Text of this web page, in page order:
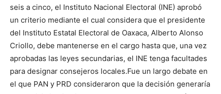
seis a cinco, el Instituto Nacional Electoral (INE) aprobó
un criterio mediante el cual considera que el presidente
del Instituto Estatal Electoral de Oaxaca, Alberto Alonso
Criollo, debe mantenerse en el cargo hasta que, una vez
aprobadas las leyes secundarias, el INE tenga facultades
para designar consejeros locales.Fue un largo debate en
el que PAN y PRD consideraron que la decisión generaría